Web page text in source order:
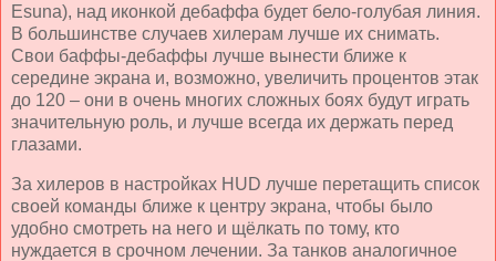
Esuna), над иконкой дебаффа будет бело-голубая линия.
В большинстве случаев хилерам лучше их снимать.
Свои баффы-дебаффы лучше вынести ближе к
середине экрана и, возможно, увеличить процентов этак
до 120 – они в очень многих сложных боях будут играть
значительную роль, и лучше всегда их держать перед
глазами.
За хилеров в настройках HUD лучше перетащить список
своей команды ближе к центру экрана, чтобы было
удобно смотреть на него и щёлкать по тому, кто
нуждается в срочном лечении. За танков аналогичное